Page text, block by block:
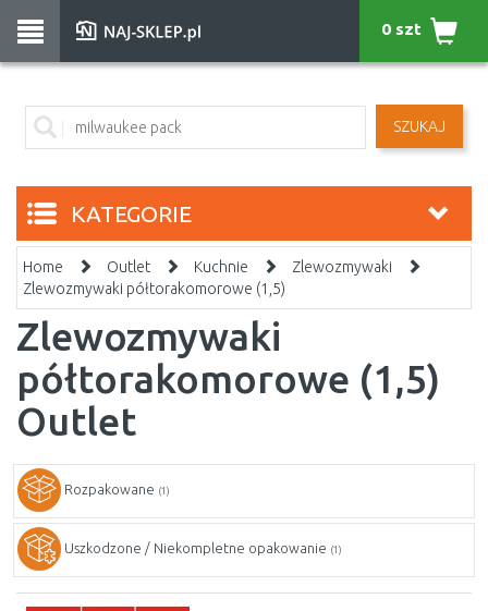
SZUKAJ
0 szt
KATEGORIE
Home Outlet Kuchnie
Zlewozmywaki
Zlewozmywaki półtorakomorowe (1,5)
Zlewozmywaki
półtorakomorowe (1,5)
Outlet
Rozpakowane (1)
Uszkodzone / Niekompletne opakowanie (1)